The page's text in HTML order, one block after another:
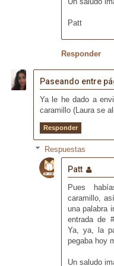
Patt
Responder
Paseando entre
Ya le he dado a
caramillo (Laura se
Responder
Respuestas
Patt
Pues
caramillo,
una palabra
entrada de
Ya, ya, la
pegaba hoy
Un saludo